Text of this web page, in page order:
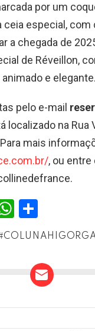
por um
especial,
a chegada de
de Réveillon,
e elegante.
pelo e-mail
localizado na Rua
mais
, ou
W
h
at
p
p
h
ar
e